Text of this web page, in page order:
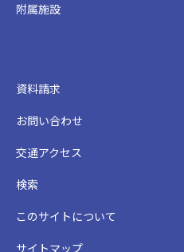
附属施設
資料請求
お問い合わせ
交通アクセス
検索
このサイトについて
サイトマップ